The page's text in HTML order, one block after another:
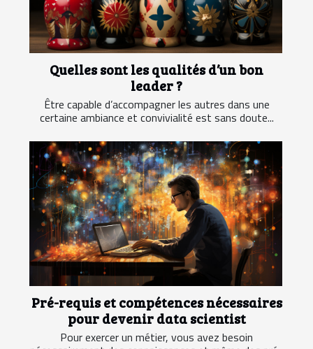
Quelles sont les qualités d’un bon
leader ?
Être capable d’accompagner les autres dans une
certaine ambiance et convivialité est sans doute...
Pré-requis et compétences nécessaires
pour devenir data scientist
Pour exercer un métier, vous avez besoin